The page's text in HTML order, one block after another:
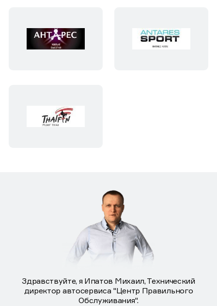
Здравствуйте, я Ипатов Михаил, Технический
директор автосервиса "Центр Правильного
Обслуживания".